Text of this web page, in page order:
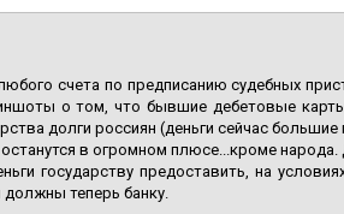
счета по предписанию судебных
о том, что бывшие дебетовые
долги россиян (деньги сейчас
в огромном плюсе...кроме
государству предоставить, на
должны теперь банку.